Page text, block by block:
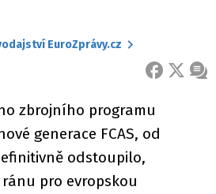
EuroZprávy.cz
FACEBOOK
X
zbrojního programu
generace FCAS, od
odstoupilo,
pro evropskou